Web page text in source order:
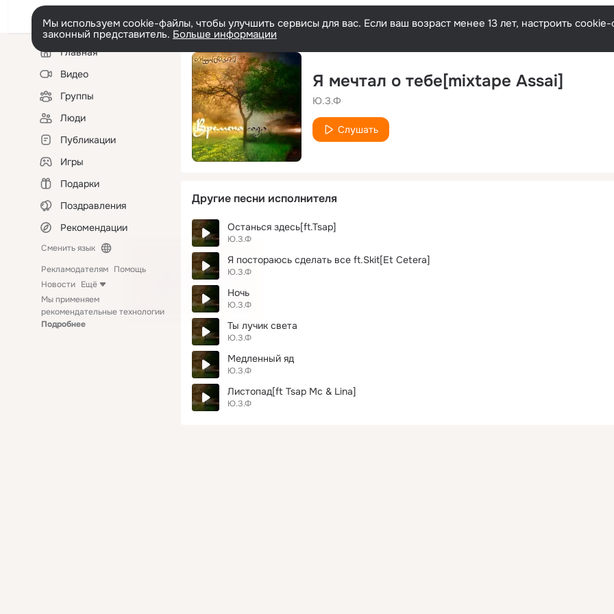
Мы используем cookie-файлы, чтобы улучшить сервисы для вас. Если ваш возраст менее 13 лет, настроить
законный представитель. Больше информации
Левая
колонкаГлавная
Видео
Группы
Люди
Публикации
Игры
Подарки
Поздравления
Рекомендации
Сменить язык
Рекламодателям Помощь
Новости Ещё
Мы применяем
рекомендательные технологии
Подробнее
Я мечтал о тебе[mixtape Assai]
Ю.З.Ф
Слушать
Другие песни исполнителя
Останься здесь[ft.Tsap]
Ю.З.Ф
Я постораюсь сделать все ft.Skit[Et Cetera]
Ю.З.Ф
Ночь
Ю.З.Ф
Ты лучик света
Ю.З.Ф
Медленный яд
Ю.З.Ф
Листопад[ft Tsap Mc & Lina]
Ю.З.Ф